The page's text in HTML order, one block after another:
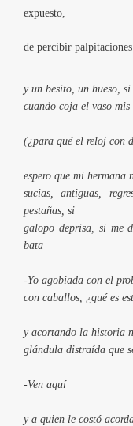
expuesto,
de percibir
y un besito, un hueso,
cuando coja el vaso mis
(¿para qué el reloj con
espero que mi hermana
sucias, antiguas,
pestañas, si
galopo deprisa, si me
bata
-Yo agobiada con el
con caballos, ¿qué es
y acortando la historia
glándula distraída que
-Ven aquí
y a quien le costó